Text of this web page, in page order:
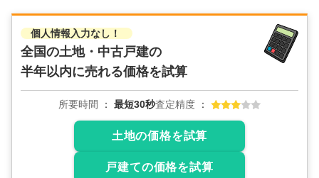
個人情報入力なし！
全国の土地・中古戸建の
半年以内に売れる価格を試算
所要時間 最短30秒査定精度
土地の価格を試算
戸建ての価格を試算